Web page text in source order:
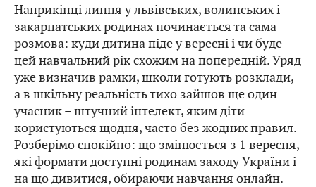
Наприкінці липня у львівських, волинських і
закарпатських родинах починається та сама
розмова: куди дитина піде у вересні і чи буде
цей навчальний рік схожим на попередній. Уряд
уже визначив рамки, школи готують розклади,
а в шкільну реальність тихо зайшов ще один
учасник – штучний інтелект, яким діти
користуються щодня, часто без жодних правил.
Розберімо спокійно: що змінюється з 1 вересня,
які формати доступні родинам заходу України і
на що дивитися, обираючи навчання онлайн.